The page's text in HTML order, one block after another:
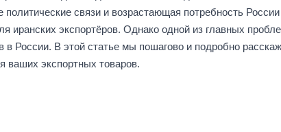
политические связи и возрастающая потребность
иранских экспортёров. Однако одной из главных
в России. В этой статье мы пошагово и подробно
ваших экспортных товаров.